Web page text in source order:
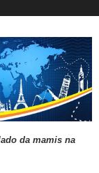
da mamis na